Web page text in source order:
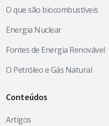
O que são biocombustíveis
Energia Nuclear
Fontes de Energia Renovável
O Petróleo e Gás Natural
Conteúdos
Artigos